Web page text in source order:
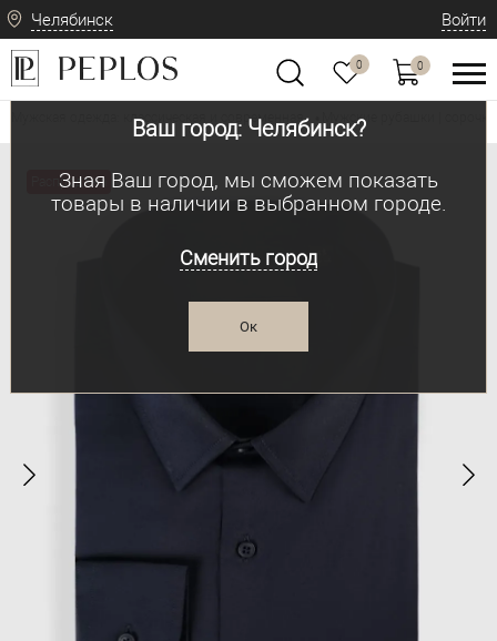
Челябинск
Ваш город: Челябинск?
Зная Ваш город, мы сможем показать
товары в наличии в выбранном городе.
Сменить город
Ок
Войти
0 0
Мужская одежда: классическая и современная Мужские рубашки | сорочки
Распродажа